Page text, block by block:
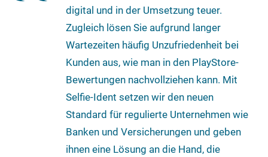
digital und in der Umsetzung teuer.
Zugleich lösen Sie aufgrund langer
Wartezeiten häufig Unzufriedenheit bei
Kunden aus, wie man in den PlayStore-
Bewertungen nachvollziehen kann. Mit
Selfie-Ident setzen wir den neuen
Standard für regulierte Unternehmen wie
Banken und Versicherungen und geben
ihnen eine Lösung an die Hand, die